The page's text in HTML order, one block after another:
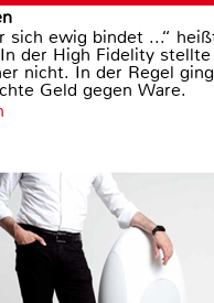
sich ewig bindet ...“
der High Fidelity
nicht. In der Regel
Geld gegen Ware.